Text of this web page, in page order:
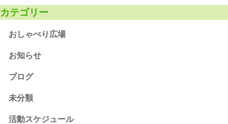
カテゴリー
おしゃべり広場
お知らせ
ブログ
未分類
活動スケジュール